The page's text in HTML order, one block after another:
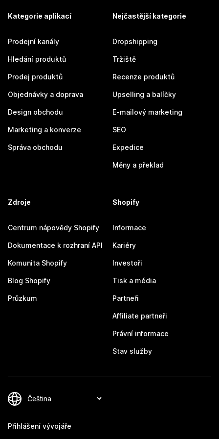
Kategorie aplikací
Prodejní kanály
Hledání produktů
Prodej produktů
Objednávky a doprava
Design obchodu
Marketing a konverze
Správa obchodu
Nejčastější kategorie
Dropshipping
Tržiště
Recenze produktů
Upselling a balíčky
E-mailový marketing
SEO
Expedice
Měny a překlad
Zdroje
Centrum nápovědy Shopify
Dokumentace k rozhraní API
Komunita Shopify
Blog Shopify
Průzkum
Shopify
Informace
Kariéry
Investoři
Tisk a média
Partneři
Affiliate partneři
Právní informace
Stav služby
Přihlášení vývojáře